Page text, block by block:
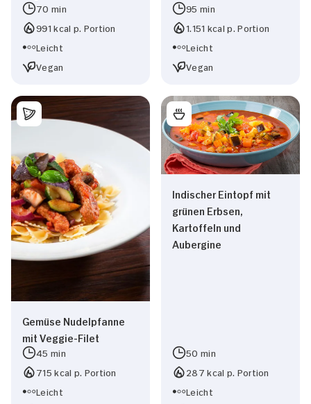
70 min
991 kcal p. Portion
Leicht
Vegan
95 min
1.151 kcal p. Portion
Leicht
Vegan
Gemüse Nudelpfanne
mit Veggie-Filet
45 min
715 kcal p. Portion
Leicht
Indischer Eintopf mit
grünen Erbsen,
Kartoffeln und
Aubergine
50 min
287 kcal p. Portion
Leicht